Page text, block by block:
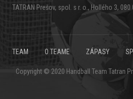
TATRAN Prešov, spol. s r. o., Hollého 3, 080
FOOTER
TEAM O TEAME ZÁPASY
Copyright © 2020 Handball Team Tatran